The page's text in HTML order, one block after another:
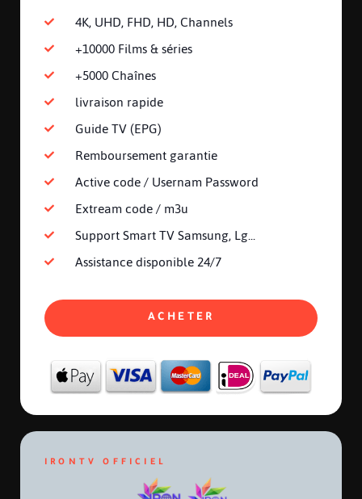
4K, UHD, FHD, HD, Channels
+10000 Films & séries
+5000 Chaînes
livraison rapide
Guide TV (EPG)
Remboursement garantie
Active code / Usernam Password
Extream code / m3u
Support Smart TV Samsung, Lg...
Assistance disponible 24/7
ACHETER
IRONTV OFFICIEL